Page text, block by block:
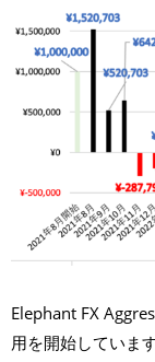
Elephant FX
用を開始しています